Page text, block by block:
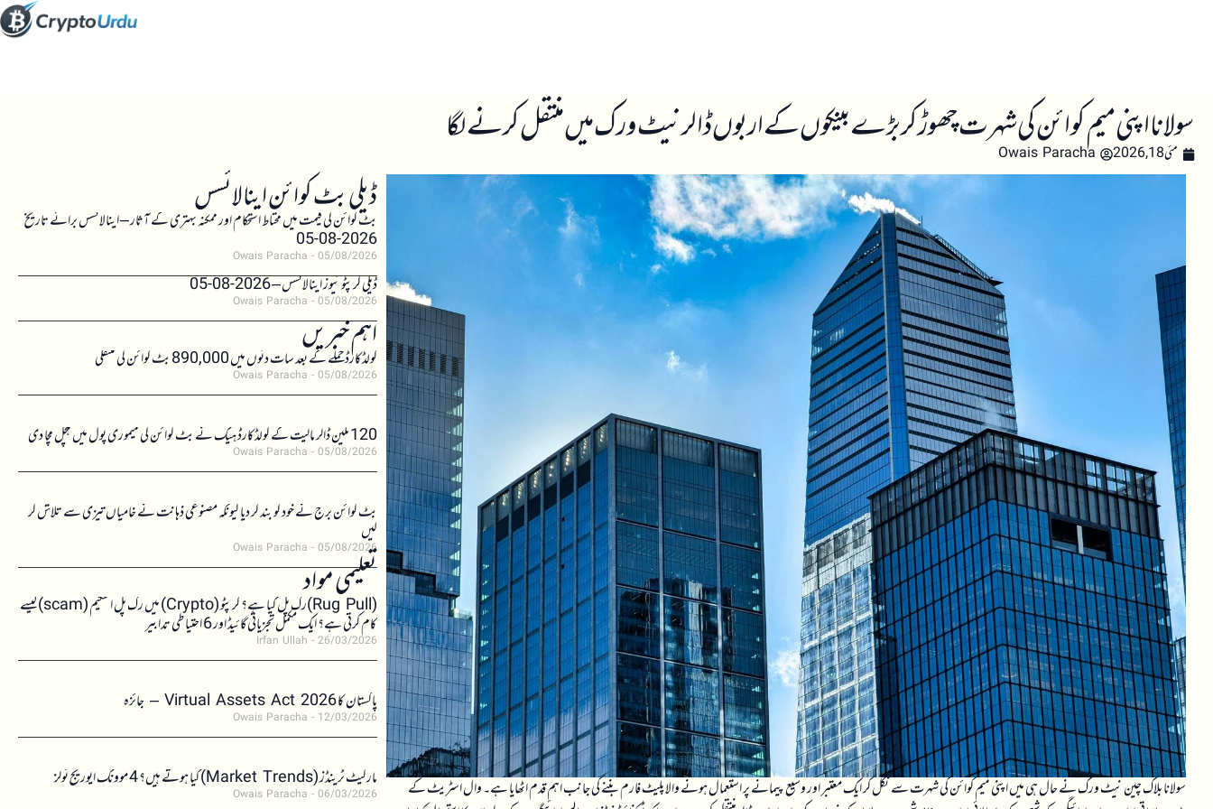
سولانا اپنی میم کوائن کی شہرت چھوڑ کر بڑے بینکوں کے اربوں ڈالر نیٹ ورک میں منتقل کرنے لگا
مئی 18, 2026 Owais Paracha
سولانا بلاک چین نیٹ ورک نے حال ہی میں اپنی میم کوائن کی شہرت سے نکل کر ایک معتبر اور وسیع پیمانے پر استعمال ہونے والا پلیٹ فارم بننے کی جانب اہم قدم اٹھایا ہے۔ وال اسٹریٹ کے
ڈیلی بٹ کوائن اینالائسس
بٹ کوائن کی قیمت میں محتاط استحکام اور ممکنہ بہتری کے آثار – اینالائسس برائے تاریخ
2026-08-05
Owais Paracha 05/08/2026
ڈیلی کرپٹو نیوز اینالائسس – 2026-08-05
Owais Paracha 05/08/2026
اہم خبریں
کولڈکارڈ حملے کے بعد سات دنوں میں 890,000 بٹ کوائن کی منتقلی
Owais Paracha 05/08/2026
120 ملین ڈالر مالیت کے کولڈکارڈ ہیک نے بٹ کوائن کی میموری پول میں ہلچل مچا دی
Owais Paracha 05/08/2026
بٹ کوائن برج نے خود کو بند کر دیا کیونکہ مصنوعی ذہانت نے خامیاں تیزی سے تلاش کر
لیں
Owais Paracha 05/08/2026
تعلیمی مواد (Rug Pull)رگ پل کیا ہے؟ کرپٹو (Crypto) میں رگ پل اسکیم (scam)کیسے
کام کرتی ہے؟ ایک مکمل تجزیاتی گائیڈ اور 6 احتیاطی تدابیر
Irfan Ullah 26/03/2026
پاکستان کا Virtual Assets Act 2026 – جائزہ
Owais Paracha 12/03/2026
مارکیٹ ٹرینڈز (Market Trends) کیا ہوتے ہیں؟ 4 موونگ ایوریج ٹولز
Owais Paracha 06/03/2026